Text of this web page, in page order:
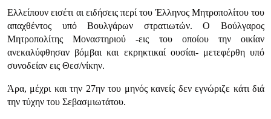
Ελλείπουν εισέτι αι ειδήσεις περί του Έλληνος Μητροπολίτου του
απαχθέντος υπό Βουλγάρων στρατιωτών. Ο Βούλγαρος
Μητροπολίτης Μονα­στηριού -εις του οποίου την οικίαν
ανεκαλύφθησαν βόμβαι και εκρηκτικαί ουσίαι- μετεφέρθη υπό
συνοδείαν εις Θεσ/νίκην.
Άρα, μέχρι και την 27ην του μηνός κανείς δεν εγνώριζε κάτι διά
την τύχην του Σεβασμιωτάτου.